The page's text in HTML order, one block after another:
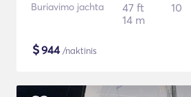
Buriavimo jachta
47 ft
14 m
10
$944/naktinis